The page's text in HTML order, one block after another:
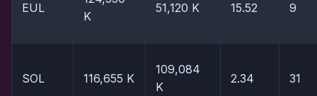
EUL
K
51,120 K 15.52 9
SOL 116,655 K
109,084
K
2.34 31